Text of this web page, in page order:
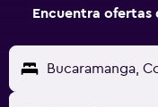
Encuentra ofertas
Bucaramanga,